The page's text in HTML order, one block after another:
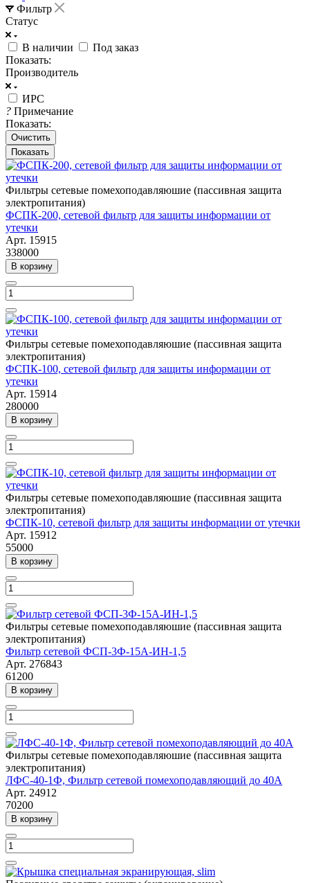
Фильтр
Статус
В наличии
Под заказ
Показать:
Производитель
ИРС
? Примечание
Показать:
Очистить
Фильтры сетевые помехоподавляюшие (пассивная защита
электропитания)
ФСПК-200, сетевой фильтр для защиты информации от
утечки
Арт. 15915
338000
В корзину
Фильтры сетевые помехоподавляюшие (пассивная защита
электропитания)
ФСПК-100, сетевой фильтр для защиты информации от
утечки
Арт. 15914
280000
В корзину
Фильтры сетевые помехоподавляюшие (пассивная защита
электропитания)
ФСПК-10, сетевой фильтр для защиты информации от утечки
Арт. 15912
55000
В корзину
Фильтры сетевые помехоподавляюшие (пассивная защита
электропитания)
Фильтр сетевой ФСП-3Ф-15А-ИН-1,5
Арт. 276843
61200
В корзину
Фильтры сетевые помехоподавляюшие (пассивная защита
электропитания)
ЛФС-40-1Ф, Фильтр сетевой помехоподавляющий до 40А
Арт. 24912
70200
В корзину